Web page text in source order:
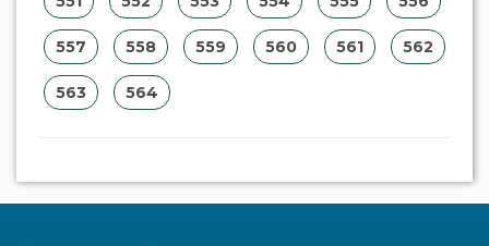
Fone: (67) 3363-5417
E-Mail:sac@reginaaudeleiloes.com.br
Horário de atendimento
De segunda a sexta-feira.